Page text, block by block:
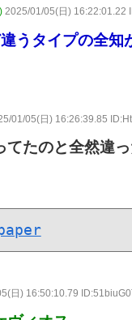
2025/01/05(日) 16:22:01.22
うタイプの全知
01/05(日) 16:26:39.85
てたのと全然違
日) 16:50:10.79